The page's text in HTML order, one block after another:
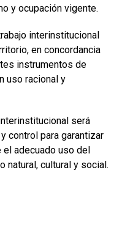
y ocupación vigente.
interinstitucional
en concordancia
instrumentos de
uso racional y
será
control para garantizar
adecuado uso del
natural, cultural y social.